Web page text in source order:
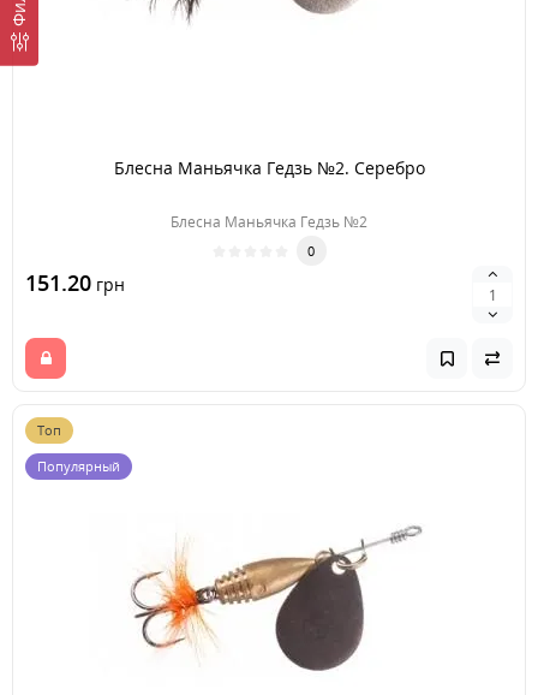
Блесна Маньячка Гедзь №2. Серебро
Блесна Маньячка Гедзь №2
0
151.20 грн
Топ
Популярный